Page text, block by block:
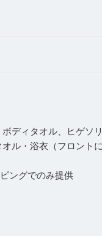
ディタオル、ヒゲ
ル・浴衣（フロン
ングでのみ提供